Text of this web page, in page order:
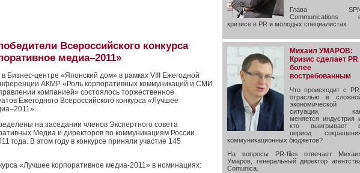
Всероссийского конкурса
медиа–2011»
Бизнес-центре «Японский дом» в рамках VIII Ежегодной
АКМР «Роль корпоративных коммуникаций и СМИ
компанией» состоялось торжественное
Ежегодного Всероссийского конкурса «Лучшее
на заседании членов Экспертного совета
Медиа и директоров по коммуникациям России
года. В этом году в конкурсе приняли участие 145
«Лучшее корпоративное медиа-2011» в номинациях:
Глава
Communications
кризисе в PR и молодых специалистах
Михаил УМАРОВ:
Кризис сделает PR
более
востребованным
Что происходит с
отраслью в
экономической
ситуации,
меняется индустрия
кто выигрывает
период
коммуникационных бюджетов?
На вопросы PR-files отвечает
Умаров, генеральный директор
Comunica.